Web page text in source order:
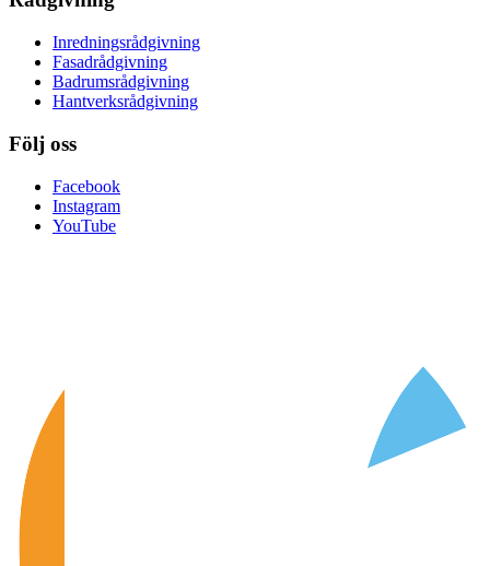
Inredningsrådgivning
Fasadrådgivning
Badrumsrådgivning
Hantverksrådgivning
Följ oss
Facebook
Instagram
YouTube